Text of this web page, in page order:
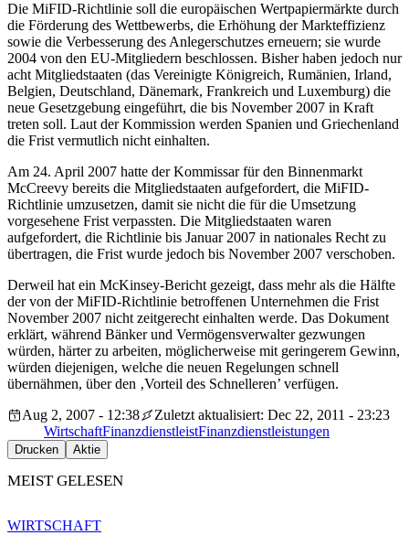
Die MiFID-Richtlinie soll die europäischen Wertpapiermärkte durch
die Förderung des Wettbewerbs, die Erhöhung der Markteffizienz
sowie die Verbesserung des Anlegerschutzes erneuern; sie wurde
2004 von den EU-Mitgliedern beschlossen. Bisher haben jedoch nur
acht Mitgliedstaaten (das Vereinigte Königreich, Rumänien, Irland,
Belgien, Deutschland, Dänemark, Frankreich und Luxemburg) die
neue Gesetzgebung eingeführt, die bis November 2007 in Kraft
treten soll. Laut der Kommission werden Spanien und Griechenland
die Frist vermutlich nicht einhalten.
Am 24. April 2007 hatte der Kommissar für den Binnenmarkt
McCreevy bereits die Mitgliedstaaten aufgefordert, die MiFID-
Richtlinie umzusetzen, damit sie nicht die für die Umsetzung
vorgesehene Frist verpassten. Die Mitgliedstaaten waren
aufgefordert, die Richtlinie bis Januar 2007 in nationales Recht zu
übertragen, die Frist wurde jedoch bis November 2007 verschoben.
Derweil hat ein McKinsey-Bericht gezeigt, dass mehr als die Hälfte
der von der MiFID-Richtlinie betroffenen Unternehmen die Frist
November 2007 nicht zeitgerecht einhalten werde. Das Dokument
erklärt, während Bänker und Vermögensverwalter gezwungen
würden, härter zu arbeiten, möglicherweise mit geringerem Gewinn,
würden diejenigen, welche die neuen Regelungen schnell
übernähmen, über den ‚Vorteil des Schnelleren’ verfügen.
Aug 2, 2007 - 12:38
Zuletzt aktualisiert: Dec 22, 2011 - 23:23
WirtschaftFinanzdienstleistFinanzdienstleistungen
Drucken Aktie
MEIST GELESEN
WIRTSCHAFT